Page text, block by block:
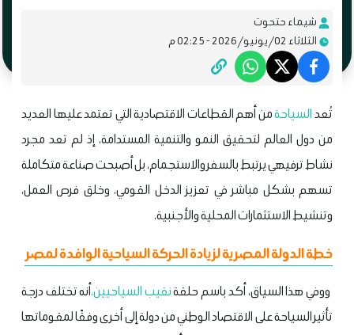
شيماء حتحوت
الثلاثاء 02/يونيو/2026 - 02:25 م
تُعدالسياحةمن أهم القطاعات الاقتصادية التي تعتمد عليها العديد
من دول العالم لتحقيق النمو والتنمية المستدامة، إذ لم تعد مجرد
نشاط ترفيهي يرتبط بالسفر والاستجمام، بل أصبحت صناعة متكاملة
تسهم بشكل مباشر في تعزيز الدخل القومي، وخلق فرص العمل،
وتنشيط الاستثمارات المحلية والأجنبية.
خطة الدولة المصرية لزيادة الحركة السياحية الوافدة لمصر
ووفي هذا السياق، أكد باسم حلقةنقيب السياحيين،أنه تختلف درجة
تأثير السياحة على الاقتصاد الوطني من دولة إلى أخرى وفقًا لمقوماتها